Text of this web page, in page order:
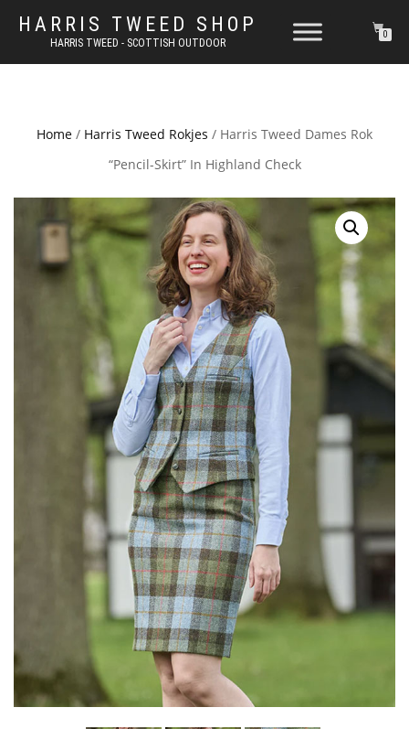
HARRIS TWEED SHOP
HARRIS TWEED - SCOTTISH OUTDOOR
0
Home / Harris Tweed Rokjes / Harris Tweed Dames Rok
“Pencil-Skirt” In Highland Check